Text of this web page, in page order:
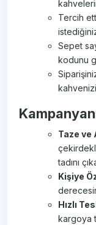
Tercih
Sepet
kodunu
Taze ve
tadını
Kişiye
Hızlı
kargoya